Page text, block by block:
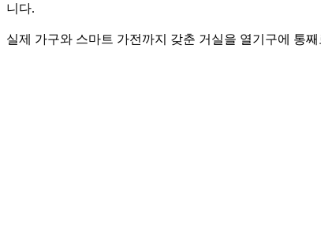
니다.
실제 가구와 스마트 가전까지 갖춘 거실을 열기구에 통